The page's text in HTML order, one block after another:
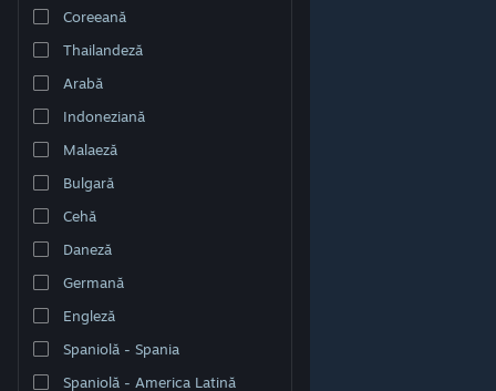
Vezi site în versiunea pentru desktop
Coreeană
Thailandeză
Arabă
Indoneziană
Malaeză
Bulgară
Cehă
Daneză
Germană
Engleză
Spaniolă - Spania
Spaniolă - America Latină